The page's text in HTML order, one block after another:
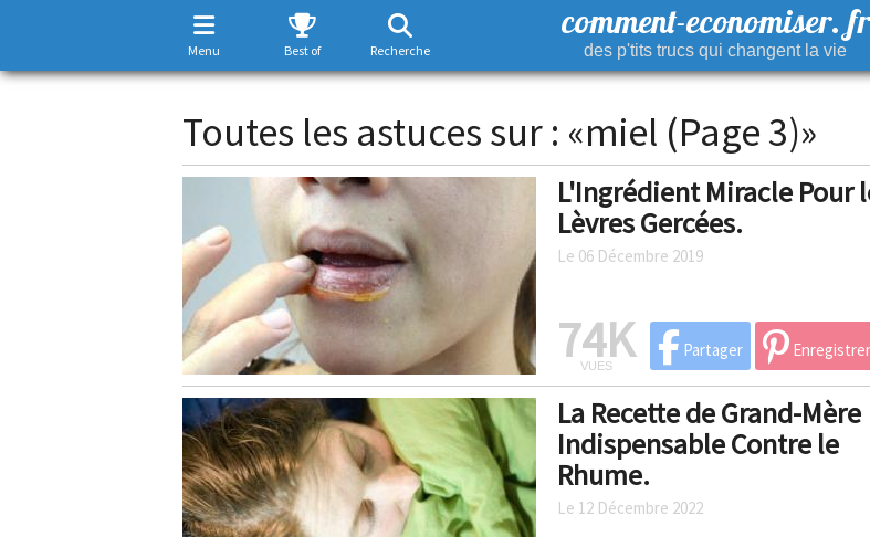
Menu Best of Recherche
comment-economiser. fr
des p'tits trucs qui changent la vie
Toutes les astuces sur : «miel (Page 3)»
L'Ingrédient Miracle Pour
Lèvres Gercées.
Le 06 Décembre 2019
74K
VUES
Partager Enregistrer
La Recette de Grand-Mère
Indispensable Contre le
Rhume.
Le 12 Décembre 2022